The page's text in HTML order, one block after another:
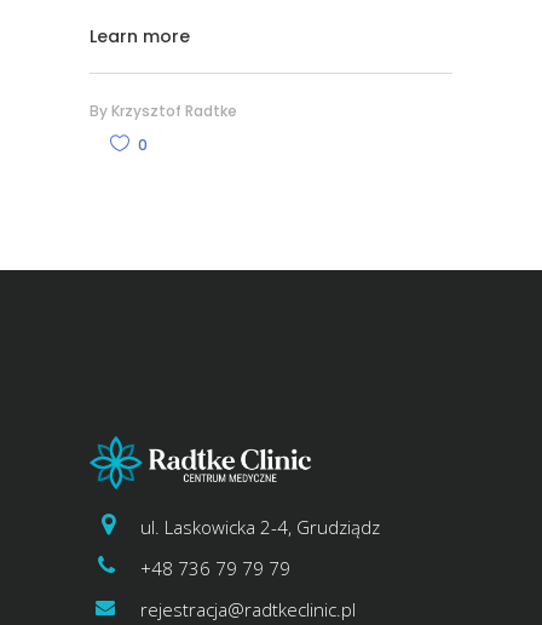
Learn more
By Krzysztof Radtke
0
ul. Laskowicka 2-4, Grudziądz
+48 736 79 79 79
rejestracja@radtkeclinic.pl